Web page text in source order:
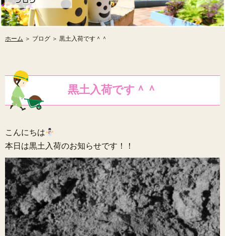
ホーム ＞ ブログ ＞ 黒土入荷です＾＾
黒土入荷です＾＾
こんにちは
本日は黒土入荷のお知らせです！！